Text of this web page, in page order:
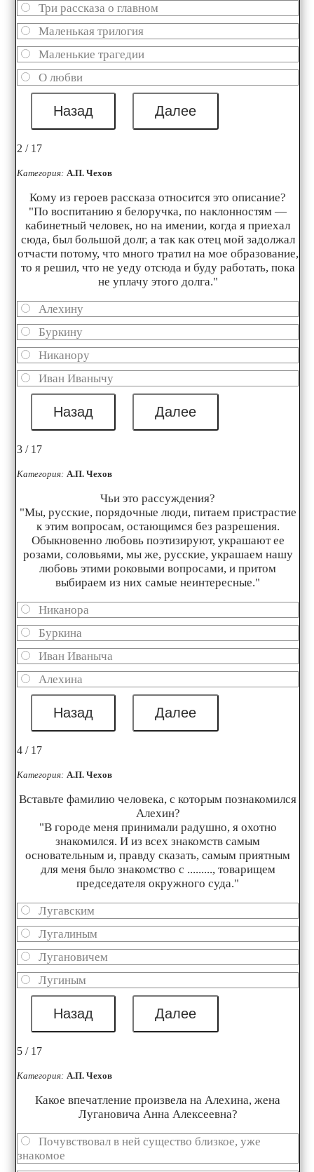
Три рассказа о главном
Маленькая трилогия
Маленькие трагедии
О любви
2 / 17
Категория: А.П. Чехов
Кому из героев рассказа относится это описание?
"По воспитанию я белоручка, по наклонностям —
кабинетный человек, но на имении, когда я приехал
сюда, был большой долг, а так как отец мой задолжал
отчасти потому, что много тратил на мое образование,
то я решил, что не уеду отсюда и буду работать, пока
не уплачу этого долга."
Алехину
Буркину
Никанору
Иван Иванычу
3 / 17
Категория: А.П. Чехов
Чьи это рассуждения?
"Мы, русские, порядочные люди, питаем пристрастие
к этим вопросам, остающимся без разрешения.
Обыкновенно любовь поэтизируют, украшают ее
розами, соловьями, мы же, русские, украшаем нашу
любовь этими роковыми вопросами, и притом
выбираем из них самые неинтересные."
Никанора
Буркина
Иван Иваныча
Алехина
4 / 17
Категория: А.П. Чехов
Вставьте фамилию человека, с которым познакомился
Алехин?
"В городе меня принимали радушно, я охотно
знакомился. И из всех знакомств самым
основательным и, правду сказать, самым приятным
для меня было знакомство с ........., товарищем
председателя окружного суда."
Лугавским
Лугалиным
Лугановичем
Лугиным
5 / 17
Категория: А.П. Чехов
Какое впечатление произвела на Алехина, жена
Лугановича Анна Алексеевна?
Почувствовал в ней существо близкое, уже
знакомое